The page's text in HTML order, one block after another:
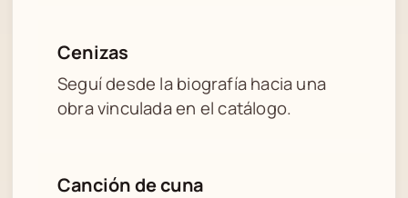
Cenizas
Seguí desde la biografía hacia una
obra vinculada en el catálogo.
Canción de cuna